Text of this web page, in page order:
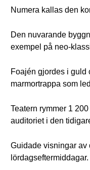
Numera kallas den
Den nuvarande
exempel på neo-
Foajén gjordes i guld
marmortrappa som
Teatern rymmer 1
auditoriet i den
Guidade visningar av
lördagseftermiddagar.